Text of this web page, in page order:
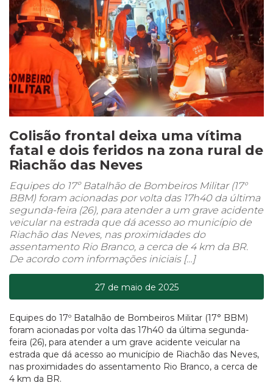
Colisão frontal deixa uma vítima
fatal e dois feridos na zona rural de
Riachão das Neves
Equipes do 17º Batalhão de Bombeiros Militar (17°
BBM) foram acionadas por volta das 17h40 da última
segunda-feira (26), para atender a um grave acidente
veicular na estrada que dá acesso ao município de
Riachão das Neves, nas proximidades do
assentamento Rio Branco, a cerca de 4 km da BR.
De acordo com informações iniciais […]
27 de maio de 2025
Equipes do 17º Batalhão de Bombeiros Militar (17° BBM)
foram acionadas por volta das 17h40 da última segunda-
feira (26), para atender a um grave acidente veicular na
estrada que dá acesso ao município de Riachão das Neves,
nas proximidades do assentamento Rio Branco, a cerca de
4 km da BR.